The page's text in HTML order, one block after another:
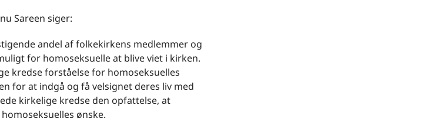
Sareen siger:
andel af folkekirkens medlemmer og
for homoseksuelle at blive viet i kirken.
kredse forståelse for homoseksuelles
for at indgå og få velsignet deres liv med
kirkelige kredse den opfattelse, at
ønske.